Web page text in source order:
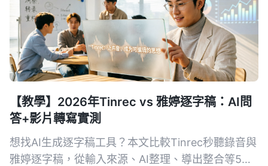
【教學】2026年Tinrec vs 雅婷逐字稿：AI問
答+影片轉寫實測
想找AI生成逐字稿工具？本文比較Tinrec秒聽錄音與
雅婷逐字稿，從輸入來源、AI整理、導出整合等5大